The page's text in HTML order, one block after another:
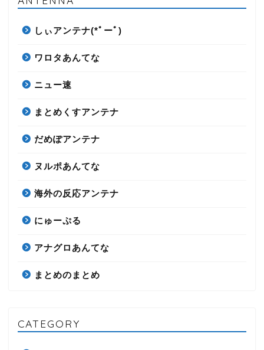
しぃアンテナ(*ﾟーﾟ)
ワロタあんてな
ニュー速
まとめくすアンテナ
だめぽアンテナ
ヌルポあんてな
海外の反応アンテナ
にゅーぷる
アナグロあんてな
まとめのまとめ
CATEGORY